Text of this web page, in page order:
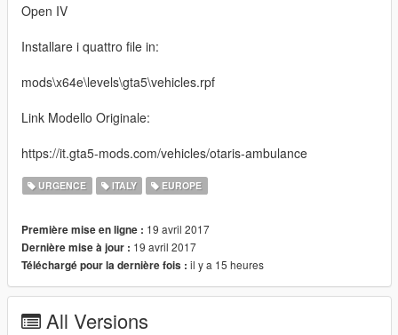
Open IV
Installare i quattro file in:
mods\x64e\levels\gta5\vehicles.rpf
Link Modello Originale:
https://it.gta5-mods.com/vehicles/otaris-ambulance
URGENCE ITALY EUROPE
Première mise en ligne : 19 avril 2017
Dernière mise à jour : 19 avril 2017
Téléchargé pour la dernière fois : il y a 15 heures
All Versions